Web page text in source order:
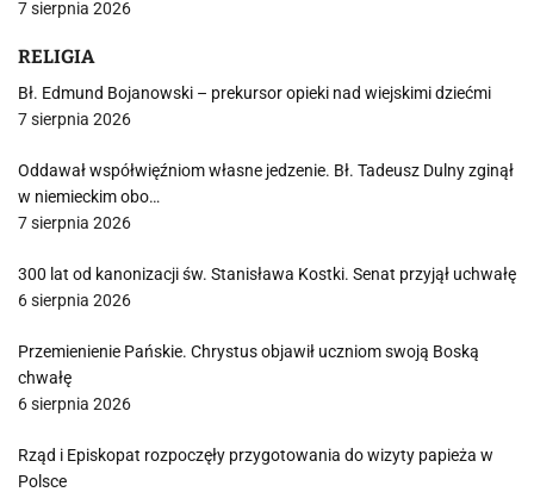
7 sierpnia 2026
RELIGIA
Bł. Edmund Bojanowski – prekursor opieki nad wiejskimi dziećmi
7 sierpnia 2026
Oddawał współwięźniom własne jedzenie. Bł. Tadeusz Dulny zginął
w niemieckim obo…
7 sierpnia 2026
300 lat od kanonizacji św. Stanisława Kostki. Senat przyjął uchwałę
6 sierpnia 2026
Przemienienie Pańskie. Chrystus objawił uczniom swoją Boską
chwałę
6 sierpnia 2026
Rząd i Episkopat rozpoczęły przygotowania do wizyty papieża w
Polsce